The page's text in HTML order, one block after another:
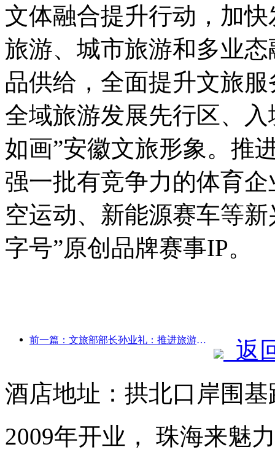
文体融合提升行动，加
旅游、城市旅游和多业
品供给，全面提升文旅
全域旅游发展先行区、
如画”安徽文旅形象。推
强一批有竞争力的体育
空运动、新能源赛车等
字号”原创品牌赛事IP。
前一篇：文旅部部长孙业礼：推进旅游强国建设，丰富高品质旅游产品供给
返
酒店地址：拱北口岸围基
2009年开业， 珠海来魅